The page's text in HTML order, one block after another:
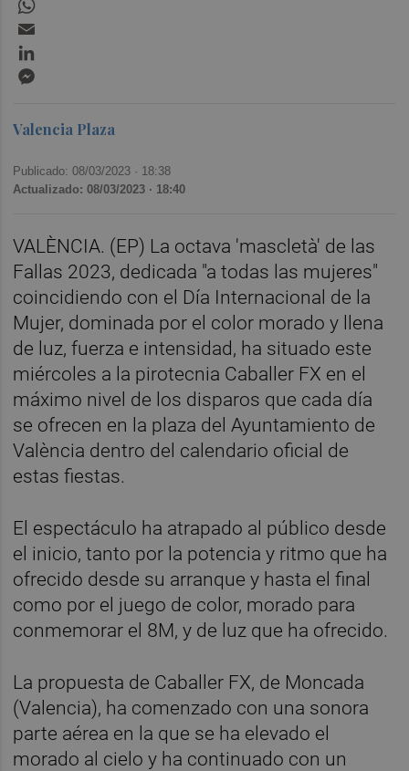
Valencia Plaza
Publicado: 08/03/2023 · 18:38
Actualizado: 08/03/2023 · 18:40
VALÈNCIA. (EP) La octava 'mascletà' de las
Fallas 2023, dedicada "a todas las mujeres"
coincidiendo con el Día Internacional de la
Mujer, dominada por el color morado y llena
de luz, fuerza e intensidad, ha situado este
miércoles a la pirotecnia Caballer FX en el
máximo nivel de los disparos que cada día
se ofrecen en la plaza del Ayuntamiento de
València dentro del calendario oficial de
estas fiestas.
El espectáculo ha atrapado al público desde
el inicio, tanto por la potencia y ritmo que ha
ofrecido desde su arranque y hasta el final
como por el juego de color, morado para
conmemorar el 8M, y de luz que ha ofrecido.
La propuesta de Caballer FX, de Moncada
(Valencia), ha comenzado con una sonora
parte aérea en la que se ha elevado el
morado al cielo y ha continuado con un